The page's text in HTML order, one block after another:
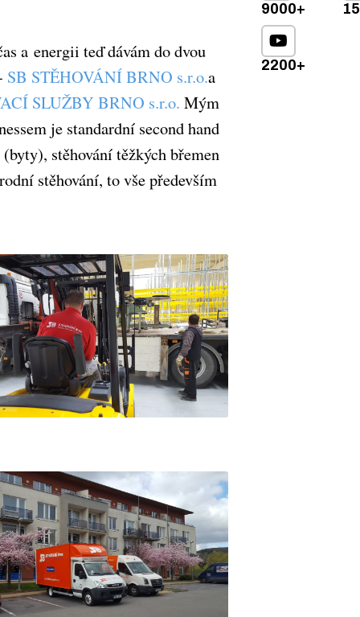
a energii teď dávám do dvou
SB STĚHOVÁNÍ BRNO s.r.o.a
SLUŽBY BRNO s.r.o. Mým
je standardní second hand
(byty), stěhování těžkých břemen
stěhování, to vše především
9000+
2200+